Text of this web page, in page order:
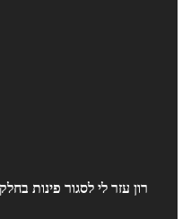
רון עזר לי לסגור פינות